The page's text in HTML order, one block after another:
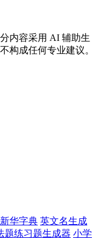
内容采用 AI 辅助生
构成任何专业建议。
新华字典 英文名生成
题练习题生成器 小学